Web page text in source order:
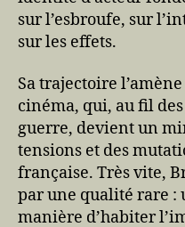
sur l’esbroufe, sur
sur les effets.
Sa trajectoire
cinéma, qui, au fil
guerre, devient un
tensions et des
française. Très vite,
par une qualité rare :
manière d’habiter